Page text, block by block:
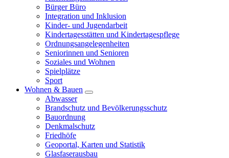
Bürger Büro
Integration und Inklusion
Kinder- und Jugendarbeit
Kindertagesstätten und Kindertagespflege
Ordnungsangelegenheiten
Seniorinnen und Senioren
Soziales und Wohnen
Spielplätze
Sport
Wohnen & Bauen
Abwasser
Brandschutz und Bevölkerungsschutz
Bauordnung
Denkmalschutz
Friedhöfe
Geoportal, Karten und Statistik
Glasfaserausbau